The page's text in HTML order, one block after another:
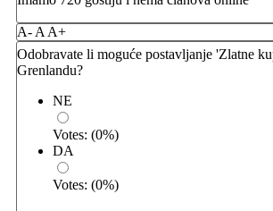
A- A A+
Odobravate li moguće postavljanje 'Zlatne
Grenlandu?
NE
Votes: (0%)
DA
Votes: (0%)